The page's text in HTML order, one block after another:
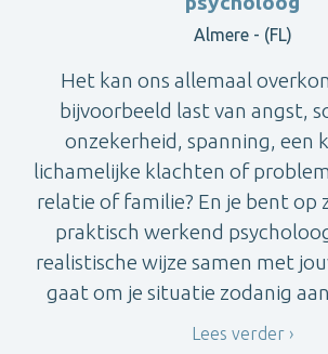
Almere - (FL)
Het kan ons allemaal
bijvoorbeeld last van angst,
onzekerheid, spanning, een
lichamelijke klachten of
relatie of familie? En je bent op
praktisch werkend
realistische wijze samen met
gaat om je situatie zodanig
Lees verder